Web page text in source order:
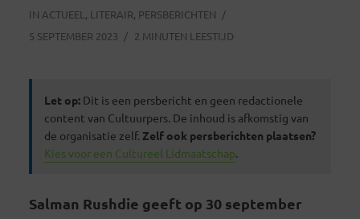
IN ACTUEEL , LITERAIR, PERSBERICHTEN
5 SEPTEMBER 2023
2 MINUTEN LEESTIJD
Let op:Dit is een persbericht en geen redactionele
content van Cultuurpers. De inhoud is afkomstig van
de organisatie zelf. Zelf ook persberichten plaatsen?
Kies voor een Cultureel Lidmaatschap.
Salman Rushdie geeft op 30 september